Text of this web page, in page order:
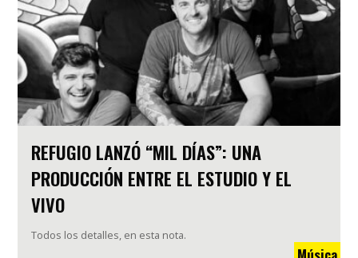
REFUGIO LANZÓ “MIL DÍAS”: UNA
PRODUCCIÓN ENTRE EL ESTUDIO Y EL
VIVO
Todos los detalles, en esta nota.